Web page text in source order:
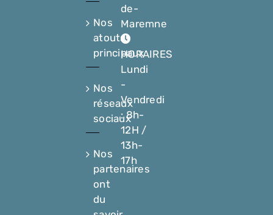
Nos
atouts
principaux
Nos
réseaux
sociaux
Nos
partenaires
ont
du
de-
Maremne
HORAIRES
Lundi
-
Vendredi
: 8h-
12H /
13h-
17h